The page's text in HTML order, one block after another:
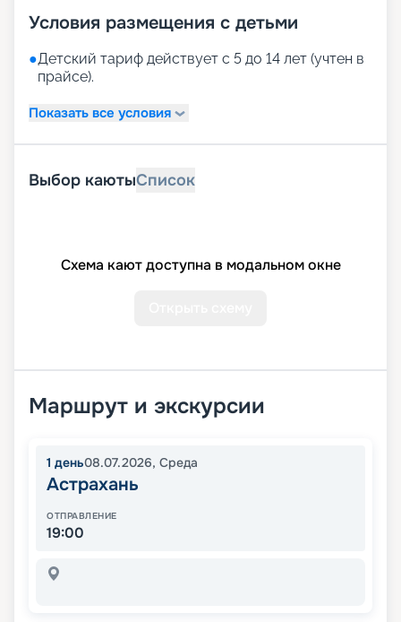
Условия размещения с детьми
●Детский тариф действует с 5 до 14 лет (учтен в
прайсе).
Показать все условия
Выбор каютыСписок
Схема кают доступна в модальном окне
Маршрут и экскурсии
1 день08.07.2026, Среда
Астрахань
ОТПРАВЛЕНИЕ
19:00